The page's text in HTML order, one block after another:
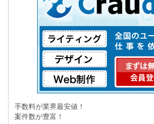
手数料が業界最安値！
案件数が豊富！